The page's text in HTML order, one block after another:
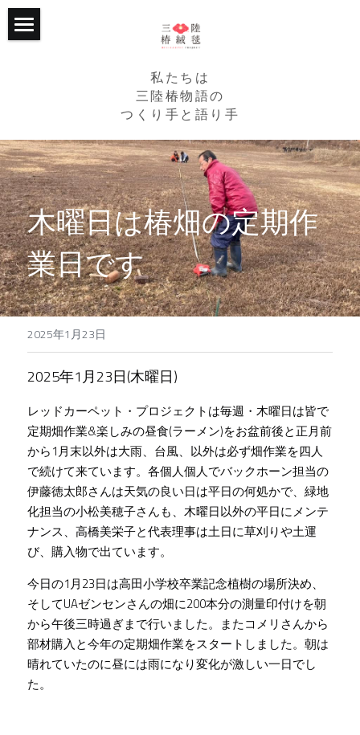
私たちは
三陸椿物語の
つくり手と語り手
プロジェクトについて
2015年からの歩み
2020年からの歩み
RCPが目指すこと
主な活動
植樹エリア
３つの椿ストーリー
地元の強力な協力者
RCPの椿畑たち
活動の記録
応援くださる企業様
トップ
企業・法人・団体の方
個人からのご支援
トップ
個人の方
写真館
植樹会の様子
たかたのゆめちゃん
お問い合わせ
Facebook
プライバシーポリシー
受賞
木曜日は椿畑の定期作
業日です
2025年1月23日
2025年1月23日(木曜日)
レッドカーペット・プロジェクトは毎週・木曜日は皆で
定期畑作業&楽しみの昼食(ラーメン)をお盆前後と正月前
から1月末以外は大雨、台風、以外は必ず畑作業を四人
で続けて来ています。各個人個人でバックホーン担当の
伊藤徳太郎さんは天気の良い日は平日の何処かで、緑地
化担当の小松美穂子さんも、木曜日以外の平日にメンテ
ナンス、高橋美栄子と代表理事は土日に草刈りや土運
び、購入物で出ています。
今日の1月23日は高田小学校卒業記念植樹の場所決め、
そしてUAゼンセンさんの畑に200本分の測量印付けを朝
から午後三時過ぎまで行いました。またコメリさんから
部材購入と今年の定期畑作業をスタートしました。朝は
晴れていたのに昼には雨になり変化が激しい一日でし
た。